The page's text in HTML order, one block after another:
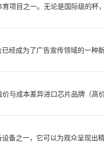
项目之一。无论是国际级的杯
经成为了广告宣传领域的一种
与成本差异进口芯片品牌（高
备之一，它可以为观众呈现出